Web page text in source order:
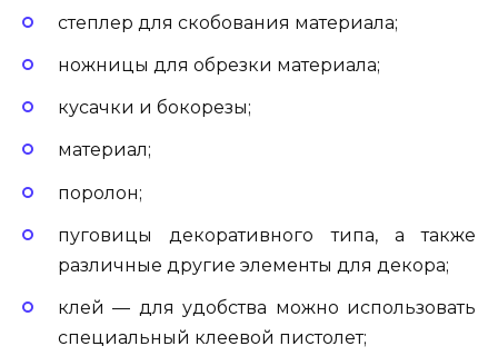
степлер для скобования материала;
ножницы для обрезки материала;
кусачки и бокорезы;
материал;
поролон;
пуговицы декоративного типа, а также
различные другие элементы для декора;
клей — для удобства можно использовать
специальный клеевой пистолет;